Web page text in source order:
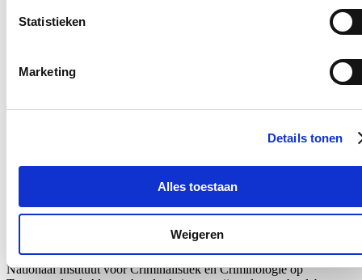
Statistieken
Marketing
Details tonen
Alles toestaan
Weigeren
Nieuws
Bezoek aan het mobiele forensisch labo van
Ik bracht een bezoek aan het mobiele forensische labo van het
Nationaal Instituut voor Criminalistiek en Criminologieop